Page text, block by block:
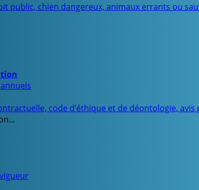
public, chien dangereux, animaux errants ou
code d’éthique et de déontologie, avis